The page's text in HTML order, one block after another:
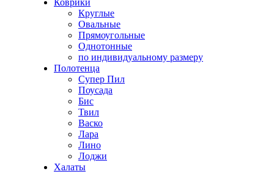
Коврики
Круглые
Овальные
Прямоугольные
Однотонные
по индивидуальному размеру
Полотенца
Супер Пил
Поусада
Бис
Твил
Васко
Лара
Лино
Лоджи
Халаты